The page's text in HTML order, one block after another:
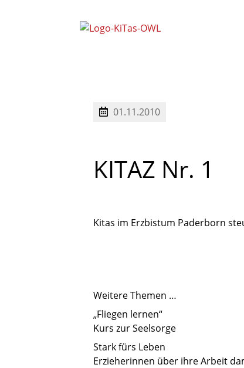
01.11.2010
KITAZ Nr. 1
Kitas im Erzbistum Paderborn
Weitere Themen …
„Fliegen lernen“
Kurs zur Seelsorge
Stark fürs Leben
Erzieherinnen über ihre Arbeit